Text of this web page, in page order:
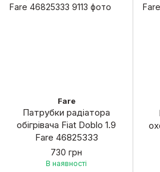
Fare
Патрубки радіатора
обігрівача Fiat Doblo 1.9
Fare 46825333
730 грн
В наявності